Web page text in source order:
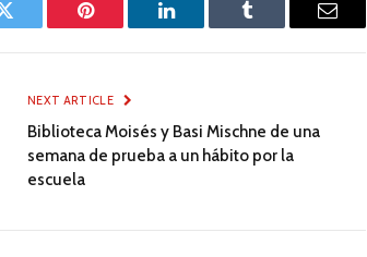
Twitter Pinterest LinkedIn Tumblr Email
NEXT ARTICLE
Biblioteca Moisés y Basi Mischne de una
semana de prueba a un hábito por la
escuela